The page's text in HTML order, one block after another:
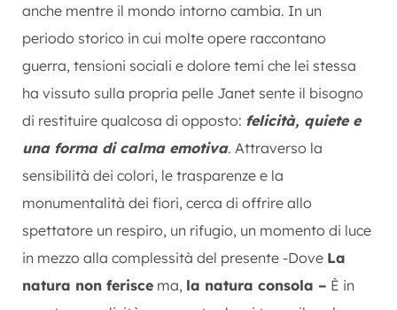
anche mentre il mondo intorno cambia. In un
periodo storico in cui molte opere raccontano
guerra, tensioni sociali e dolore temi che lei stessa
ha vissuto sulla propria pelle Janet sente il bisogno
di restituire qualcosa di opposto: felicità, quiete e
una forma di calma emotiva. Attraverso la
sensibilità dei colori, le trasparenze e la
monumentalità dei fiori, cerca di offrire allo
spettatore un respiro, un rifugio, un momento di luce
in mezzo alla complessità del presente -Dove La
natura non ferisce ma, la natura consola – È in